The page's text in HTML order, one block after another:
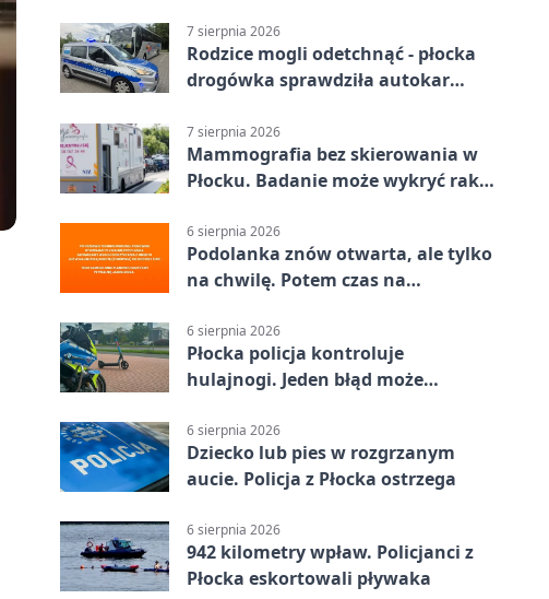
7 sierpnia 2026
Rodzice mogli odetchnąć - płocka
drogówka sprawdziła autokar
7 sierpnia 2026
Mammografia bez skierowania w
Płocku. Badanie może wykryć raka,
6 sierpnia 2026
Podolanka znów otwarta, ale tylko
na chwilę. Potem czas na
6 sierpnia 2026
Płocka policja kontroluje
hulajnogi. Jeden błąd może
6 sierpnia 2026
Dziecko lub pies w rozgrzanym
aucie. Policja z Płocka ostrzega
6 sierpnia 2026
942 kilometry wpław. Policjanci z
Płocka eskortowali pływaka